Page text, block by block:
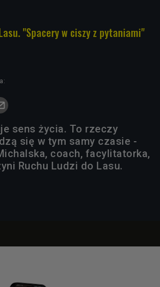
"Spacery w ciszy z pytaniami"
sens życia. To rzeczy
się w tym samy czasie -
coach, facylitatorka,
Ruchu Ludzi do Lasu.